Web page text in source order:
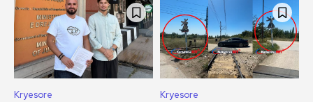
Kryesore Kryesore